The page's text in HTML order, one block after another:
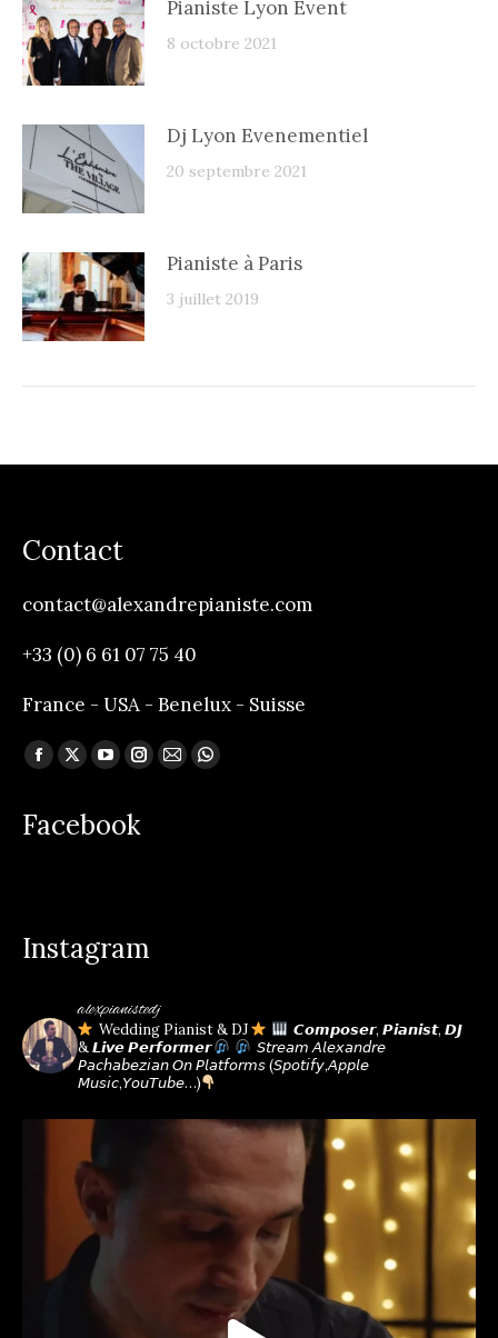
Pianiste Lyon Event
8 octobre 2021
Dj Lyon Evenementiel
20 septembre 2021
Pianiste à Paris
3 juillet 2019
Contact
contact@alexandrepianiste.com
+33 (0) 6 61 07 75 40
France - USA - Benelux - Suisse
Trouvez nous sur :
Facebook
opens
X
opens
YouTube
opens
Instagram
opens
MailWhatsapp
Facebook
Instagram
alexpianistedj
Wedding Pianist & DJ
𝘾𝙤𝙢𝙥𝙤𝙨𝙚𝙧, 𝙋𝙞𝙖𝙣𝙞𝙨𝙩, 𝘿𝙅
& 𝙇𝙞𝙫𝙚 𝙋𝙚𝙧𝙛𝙤𝙧𝙢𝙚𝙧
𝘚𝘵𝘳𝘦𝘢𝘮 𝘈𝘭𝘦𝘹𝘢𝘯𝘥𝘳𝘦
𝘗𝘢𝘤𝘩𝘢𝘣𝘦𝘻𝘪𝘢𝘯 𝘖𝘯 𝘗𝘭𝘢𝘵𝘧𝘰𝘳𝘮𝘴(𝘚𝘱𝘰𝘵𝘪𝘧𝘺,𝘈𝘱𝘱𝘭𝘦
𝘔𝘶𝘴𝘪𝘤,𝘠𝘰𝘶𝘛𝘶𝘣𝘦…)